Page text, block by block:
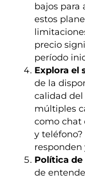
bajos para
estos
precio
período
Explora el
de la
calidad del
múltiples
como chat
y
responden
Política
de